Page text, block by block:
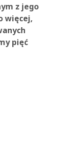
z jego
więcej,
pięć